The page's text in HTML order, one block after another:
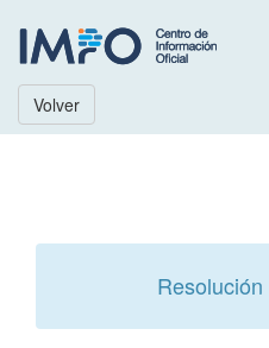
Volver
Resolución